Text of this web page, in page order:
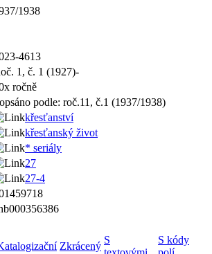
1938
4613
1, č. 1 (1927)-
ročně
podle: roč.11, č.1 (1937/1938)
křesťanství
křesťanský život
* seriály
27
27-4
Zkrácený
S
S kódy